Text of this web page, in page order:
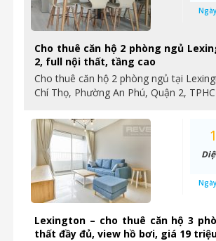
Cho thuê căn hộ 2 phòng ngủ
2, full nội thất, tầng cao
Cho thuê căn hộ 2 phòng ngủ tại
Chí Thọ, Phường An Phú, Quận 2,
Lexington – cho thuê căn hộ 3
thất đầy đủ, view hồ bơi, giá 19